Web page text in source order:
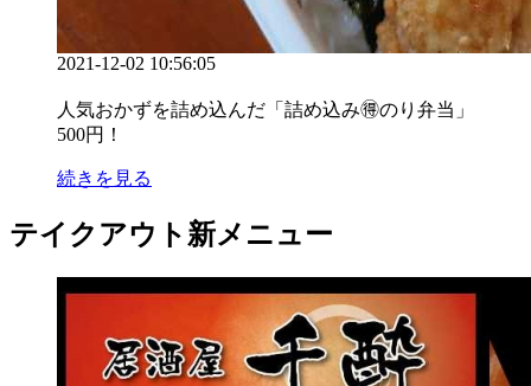
2021-12-02 10:56:05
人気おかずを詰め込んだ「詰め込み🉐のり弁当」
500円！
続きを見る
テイクアウト新メニュー